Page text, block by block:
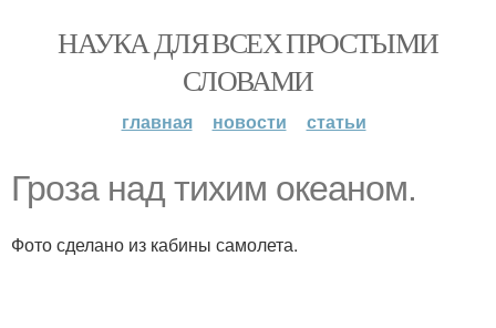
НАУКА ДЛЯ ВСЕХ ПРОСТЫМИ
СЛОВАМИ
главная новости статьи
Гроза над тихим океаном.
Фото сделано из кабины самолета.